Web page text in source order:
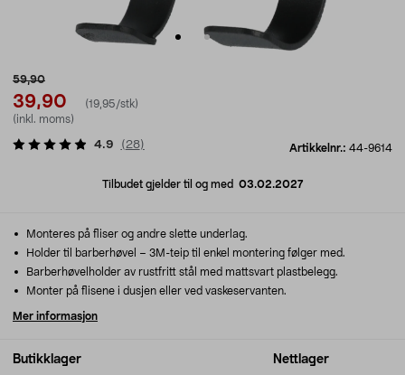
59,90
39,90
(19,95/stk)
(inkl. moms)
Artikkelnr.: 44-9614
4.9 ( 28)
Tilbudet gjelder til og med 03.02.2027
Butikklager Nettlager
Monteres på fliser og andre slette underlag.
Holder til barberhøvel – 3M-teip til enkel montering følger med.
Barberhøvelholder av rustfritt stål med mattsvart plastbelegg.
Monter på flisene i dusjen eller ved vaskeservanten.
Mer informasjon